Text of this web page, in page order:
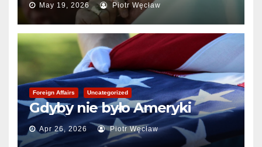
May 19, 2026 Piotr Węcław
Foreign Affairs Uncategorized
Gdyby nie było Ameryki
Apr 26, 2026 Piotr Węcław